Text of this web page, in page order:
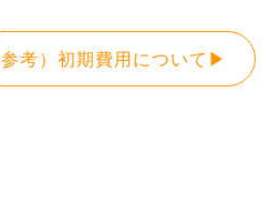
参考）初期費用について▶